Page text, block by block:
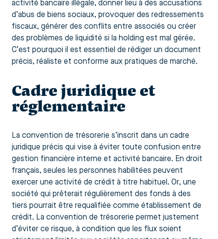
activité bancaire illégale, donner lieu à des accusations
d’abus de biens sociaux, provoquer des redressements
fiscaux, générer des conflits entre associés ou créer
des problèmes de liquidité si la holding est mal gérée.
C’est pourquoi il est essentiel de rédiger un document
précis, réaliste et conforme aux pratiques de marché.
Cadre juridique et
réglementaire
La convention de trésorerie s’inscrit dans un cadre
juridique précis qui vise à éviter toute confusion entre
gestion financière interne et activité bancaire. En droit
français, seules les personnes habilitées peuvent
exercer une activité de crédit à titre habituel. Or, une
société qui prêterait régulièrement des fonds à des
tiers pourrait être requalifiée comme établissement de
crédit. La convention de trésorerie permet justement
d’éviter ce risque, à condition que les flux soient